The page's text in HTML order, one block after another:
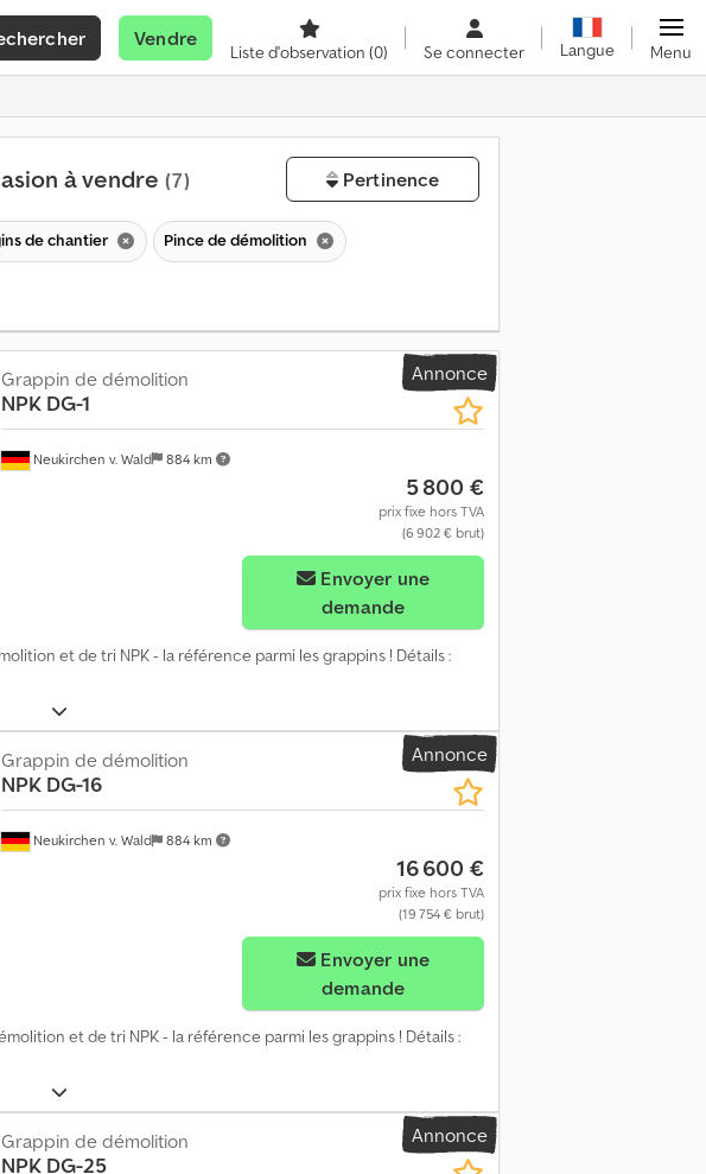
Vendre
Liste d'observation (0) Se connecter Langue Menu
à vendre (7) Pertinence
de chantier Pince de démolition
Annonce
Demander plus d'images
Neukirchen v. Wald 884 km
Grappin de démolition
NPK DG-1
5 800 €
prix fixe hors TVA
(6 902 € brut)
demande
et de tri NPK - la référence parmi les grappins ! Détails :
Annonce
Demander plus d'images
Neukirchen v. Wald 884 km
Grappin de démolition
NPK DG-16
16 600 €
prix fixe hors TVA
(19 754 € brut)
demande
et de tri NPK - la référence parmi les grappins ! Détails :
Annonce
Grappin de démolition
NPK DG-25
V
e
s
e
4
m
i
l
i
o
p
e
c
t